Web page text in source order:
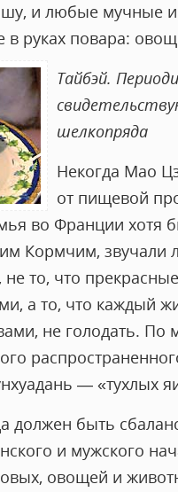
и любые мучные
руках повара:
Тайбэй.
шелкопряда
Некогда Мао
от пищевой
во Франции хотя
Кормчим, звучали
не то, что
а то, что каждый
не голодать. По
— «тухлых
должен быть
и мужского
овощей и